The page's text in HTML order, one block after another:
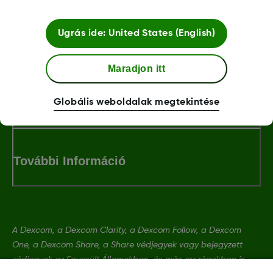
LBL013381 Rev001
Feltételek és irányelvek
További Információ
A Dexcom, a Dexcom Clarity, a Dexcom Follow, a Dexcom
One, a Dexcom Share, a Share védjegyek vagy bejegyzett
védjegyek az Egyesült Államokban, és más országokban is
Ugrás ide: United States (English)
Maradjon itt
Globális weboldalak megtekintése